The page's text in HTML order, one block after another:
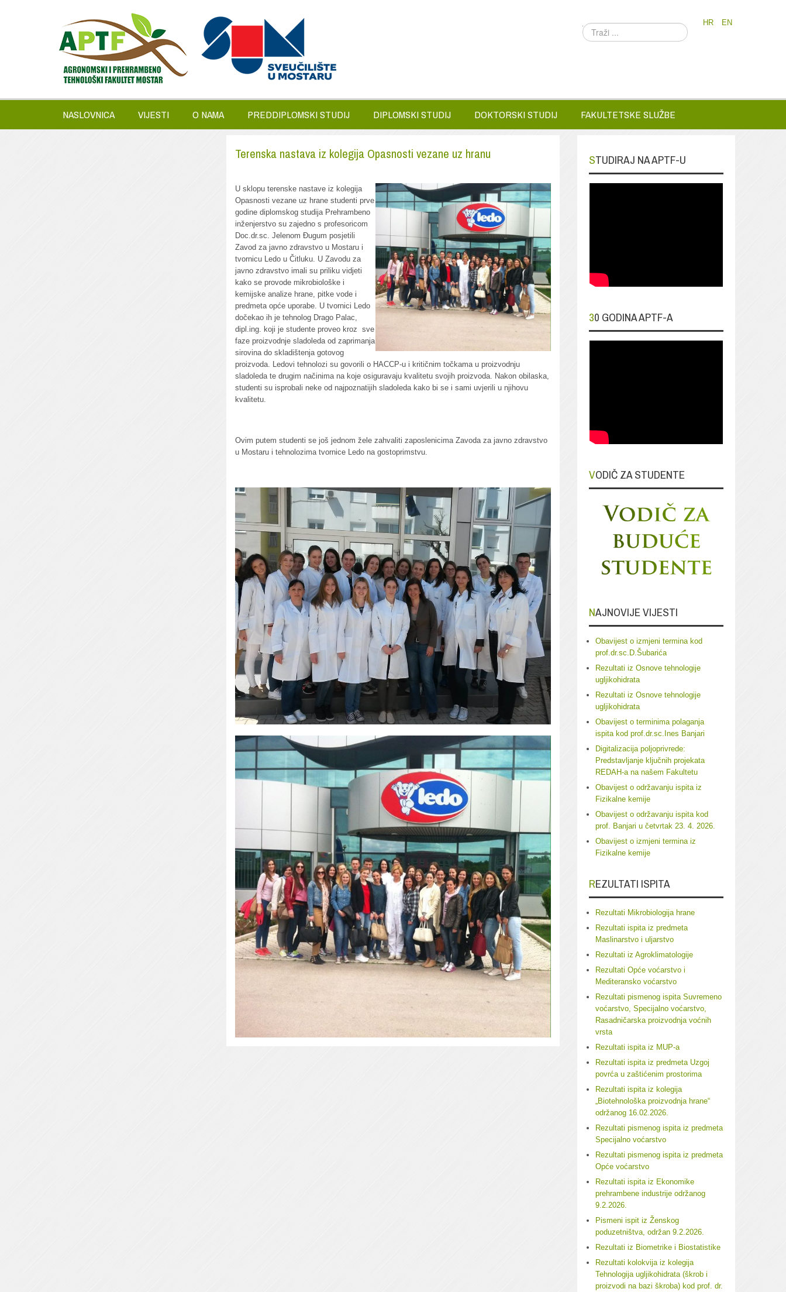
Traži
...
HR EN
NASLOVNICA VIJESTI O NAMA PREDDIPLOMSKI STUDIJ DIPLOMSKI STUDIJ DOKTORSKI STUDIJ FAKULTETSKE SLUŽBE
Terenska nastava iz kolegija Opasnosti vezane uz hranu
U sklopu terenske nastave iz kolegija
Opasnosti vezane uz hrane studenti prve
godine diplomskog studija Prehrambeno
inženjerstvo su zajedno s profesoricom
Doc.dr.sc. Jelenom Đugum posjetili
Zavod za javno zdravstvo u Mostaru i
tvornicu Ledo u Čitluku. U Zavodu za
javno zdravstvo imali su priliku vidjeti
kako se provode mikrobiološke i
kemijske analize hrane, pitke vode i
predmeta opće uporabe. U tvornici Ledo
dočekao ih je tehnolog Drago Palac,
dipl.ing. koji je studente proveo kroz sve
faze proizvodnje sladoleda od zaprimanja
sirovina do skladištenja gotovog
proizvoda. Ledovi tehnolozi su govorili o HACCP-u i kritičnim točkama u proizvodnju
sladoleda te drugim načinima na koje osiguravaju kvalitetu svojih proizvoda. Nakon obilaska,
studenti su isprobali neke od najpoznatijih sladoleda kako bi se i sami uvjerili u njihovu
kvalitetu.
Ovim putem studenti se još jednom žele zahvaliti zaposlenicima Zavoda za javno zdravstvo
u Mostaru i tehnolozima tvornice Ledo na gostoprimstvu.
STUDIRAJ NA APTF-U
30 GODINA APTF-A
VODIČ ZA STUDENTE
NAJNOVIJE VIJESTI
Obavijest o izmjeni termina kod
prof.dr.sc.D.Šubarića
Rezultati iz Osnove tehnologije
ugljikohidrata
Rezultati iz Osnove tehnologije
ugljikohidrata
Obavijest o terminima polaganja
ispita kod prof.dr.sc.Ines Banjari
Digitalizacija poljoprivrede:
Predstavljanje ključnih projekata
REDAH-a na našem Fakultetu
Obavijest o održavanju ispita iz
Fizikalne kemije
Obavijest o održavanju ispita kod
prof. Banjari u četvrtak 23. 4. 2026.
Obavijest o izmjeni termina iz
Fizikalne kemije
REZULTATI ISPITA
Rezultati Mikrobiologija hrane
Rezultati ispita iz predmeta
Maslinarstvo i uljarstvo
Rezultati iz Agroklimatologije
Rezultati Opće voćarstvo i
Mediteransko voćarstvo
Rezultati pismenog ispita Suvremeno
voćarstvo, Specijalno voćarstvo,
Rasadničarska proizvodnja voćnih
vrsta
Rezultati ispita iz MUP-a
Rezultati ispita iz predmeta Uzgoj
povrća u zaštićenim prostorima
Rezultati ispita iz kolegija
„Biotehnološka proizvodnja hrane“
održanog 16.02.2026.
Rezultati pismenog ispita iz predmeta
Specijalno voćarstvo
Rezultati pismenog ispita iz predmeta
Opće voćarstvo
Rezultati ispita iz Ekonomike
prehrambene industrije održanog
9.2.2026.
Pismeni ispit iz Ženskog
poduzetništva, održan 9.2.2026.
Rezultati iz Biometrike i Biostatistike
Rezultati kolokvija iz kolegija
Tehnologija ugljikohidrata (škrob i
proizvodi na bazi škroba) kod prof. dr.